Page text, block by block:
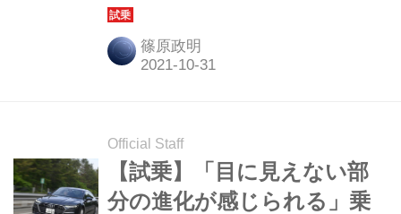
ループPSAジャパンのお誘いで、借り
出して試乗したのが308SWのディーゼ
ル。それも「ロードトリップ（クルマ
た旅に出てみることにした。
篠原政明
Official Staff
【試乗】「目に見えない部
分の進化が感じられる」乗